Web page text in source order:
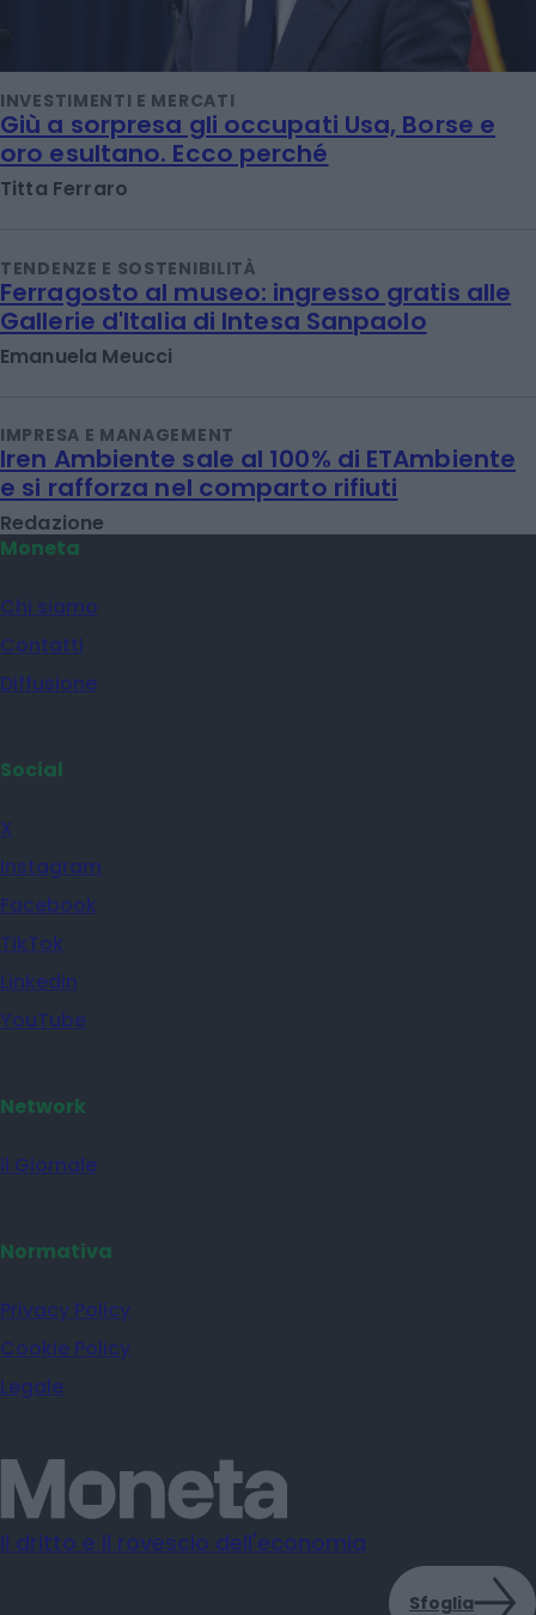
INVESTIMENTI E MERCATI
Giù a sorpresa gli occupati Usa, Borse e
oro esultano. Ecco perché
Titta Ferraro
TENDENZE E SOSTENIBILITÀ
Ferragosto al museo: ingresso gratis alle
Gallerie d'Italia di Intesa Sanpaolo
Emanuela Meucci
IMPRESA E MANAGEMENT
Iren Ambiente sale al 100% di ETAmbiente
e si rafforza nel comparto rifiuti
Redazione
Moneta
Chi siamo
Contatti
Diffusione
Social
X
Instagram
Facebook
TikTok
Linkedin
YouTube
Network
il Giornale
Normativa
Privacy Policy
Cookie Policy
Legale
Il dritto e il rovescio dell'economia
Sfoglia